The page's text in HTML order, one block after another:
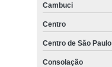
Cambuci
Centro
Centro de São Paulo
Consolação